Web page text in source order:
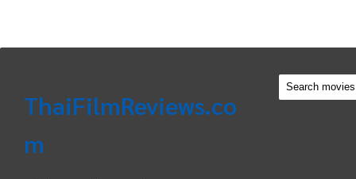
ThaiFilmReviews.co
m